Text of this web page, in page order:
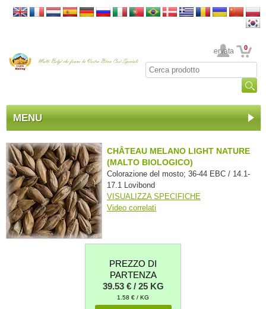
La sua area riservata 0
MENU
CHÂTEAU MELANO LIGHT NATURE
(MALTO BIOLOGICO)
Colorazione del mosto; 36-44 EBC / 14.1-
17.1 Lovibond
VISUALIZZA SPECIFICHE
Video correlati
PREZZO DI
PARTENZA
39.53 € / 25 KG
1.58 € / KG